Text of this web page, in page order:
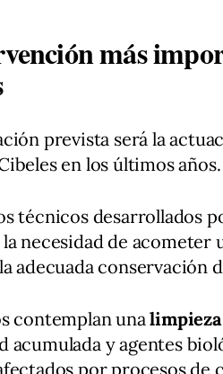
más
prevista será la
en los últimos años.
técnicos desarrollados
necesidad de
adecuada conservación
contemplan una
acumulada y agentes
por procesos